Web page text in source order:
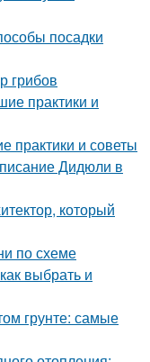
посадки
грибов
практики и
практики и советы
Дидюли в
который
по схеме
выбрать и
грунте: самые